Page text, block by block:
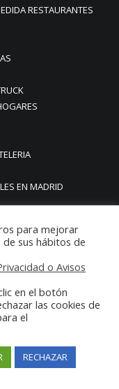
RESTAURANTES
EN MADRID
• ENCIMERAS •
para mejorar
sus hábitos de
o Avisos
en el botón
las cookies de
el
RECHAZAR